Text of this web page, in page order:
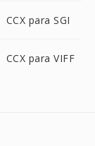
CCX para SGI
CCX para VIFF